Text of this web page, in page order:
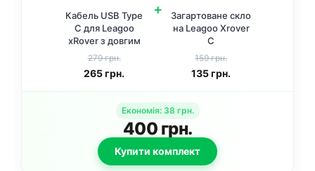
Кабель USB Type
C для Leagoo
xRover з довгим
штекером 10 мм
279 грн.
265грн.
+
Загартоване скло
на Leagoo Xrover
C
159 грн.
135грн.
Економія: 38 грн.
400 грн.
Купити комплект